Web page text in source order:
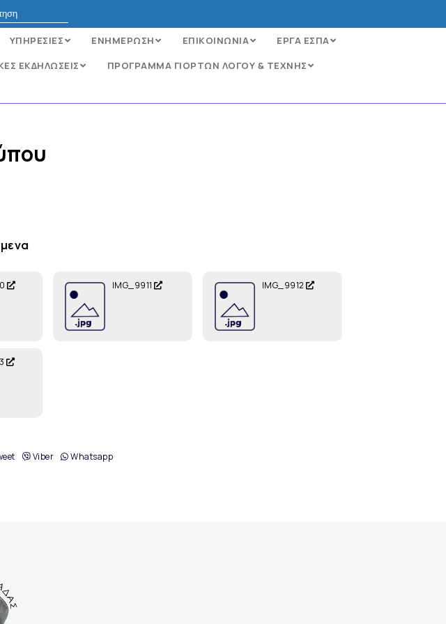
ΥΠΗΡΕΣΙΕΣ ΕΝΗΜΕΡΩΣΗ ΕΠΙΚΟΙΝΩΝΙΑ
ΕΡΓΑ ΕΣΠΑ
ΕΚΔΗΛΩΣΕΙΣ
ΠΡΟΓΡΑΜΜΑ ΓΙΟΡΤΩΝ ΛΟΓΟΥ & ΤΕΧΝΗΣ
IMG_9911 IMG_9912
Viber Whatsapp